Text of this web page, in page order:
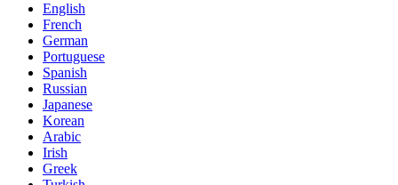
English
French
German
Portuguese
Spanish
Russian
Japanese
Korean
Arabic
Irish
Greek